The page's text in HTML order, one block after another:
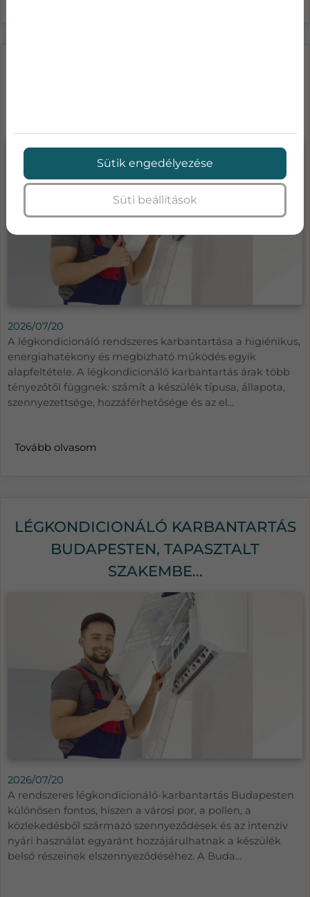
2026/07/20
A légkondicionáló rendszeres karbantartása a higiénikus,
energiahatékony és megbízható működés egyik
alapfeltétele. A légkondicionáló karbantartás árak több
tényezőtől függnek: számít a készülék típusa, állapota,
szennyezettsége, hozzáférhetősége és az el...
Tovább olvasom
LÉGKONDICIONÁLÓ KARBANTARTÁS
BUDAPESTEN, TAPASZTALT
SZAKEMBE...
2026/07/20
A rendszeres légkondicionáló-karbantartás Budapesten
különösen fontos, hiszen a városi por, a pollen, a
közlekedésből származó szennyeződések és az intenzív
nyári használat egyaránt hozzájárulhatnak a készülék
belső részeinek elszennyeződéséhez. A Buda...
Sütik engedélyezése
Süti beállítások